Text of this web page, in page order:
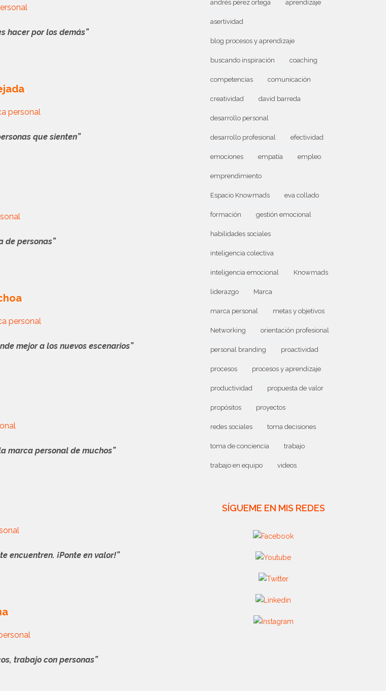
.
hacer por los demás”
que sienten”
de personas”
.
mejor a los nuevos escenarios”
marca personal de muchos”
.
encuentren. ¡Ponte en valor!”
trabajo con personas”
andrés pérez ortega aprendizaje
asertividad
blog procesos y aprendizaje
buscando inspiración coaching
competencias comunicación
creatividad david barreda
desarrollo personal
desarrollo profesional efectividad
emociones empatía empleo
emprendimiento
Espacio Knowmads eva collado
formación gestión emocional
habilidades sociales
inteligencia colectiva
inteligencia emocional Knowmads
liderazgo Marca
marca personal metas y objetivos
Networking orientación profesional
personal branding proactividad
procesos procesos y aprendizaje
productividad propuesta de valor
propósitos proyectos
redes sociales toma decisiones
toma de conciencia trabajo
trabajo en equipo videos
SÍGUEME EN MIS REDES